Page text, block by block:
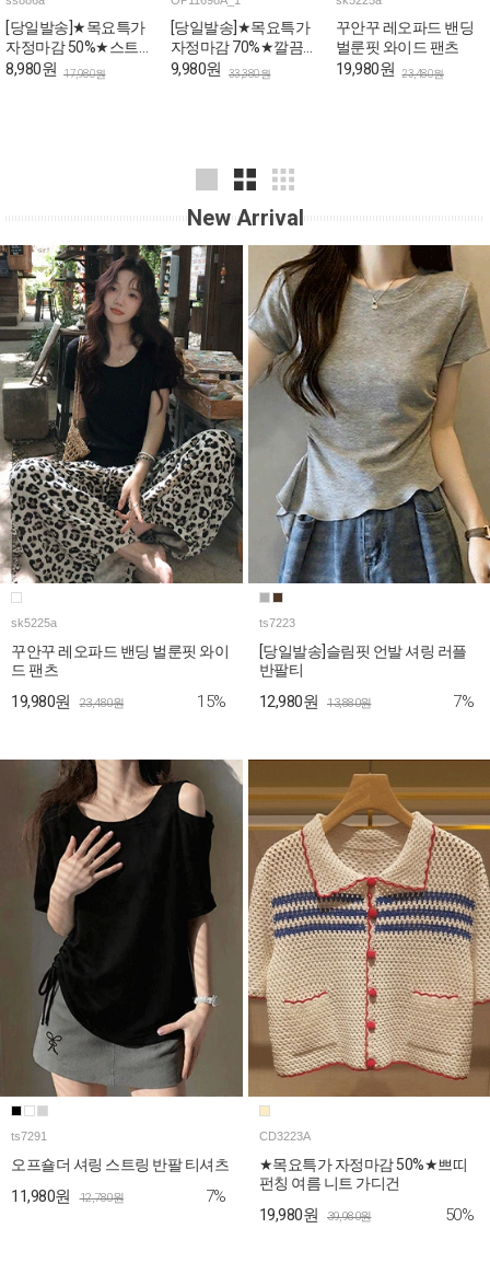
[당일발송]★목요특가
자정마감 50%★스트라
이프 쫀쫀 골지 나시
8,980원 17,980원
[당일발송]★목요특가
자정마감 70%★깔끔한
핀턱라인 민소매 롱 원
9,980원 33,380원
꾸안꾸 레오파드 밴딩
벌룬핏 와이드 팬츠
19,980원 23,480원
New Arrival
sk5225a
꾸안꾸 레오파드 밴딩 벌룬핏 와이
드 팬츠
19,980원 23,480원 15%
ts7223
[당일발송]슬림핏 언발 셔링 러플
반팔티
12,980원 13,880원 7%
ts7291
오프숄더 셔링 스트링 반팔 티셔츠
11,980원 12,780원 7%
CD3223A
★목요특가 자정마감 50%★쁘띠
펀칭 여름 니트 가디건
19,980원 39,980원 50%